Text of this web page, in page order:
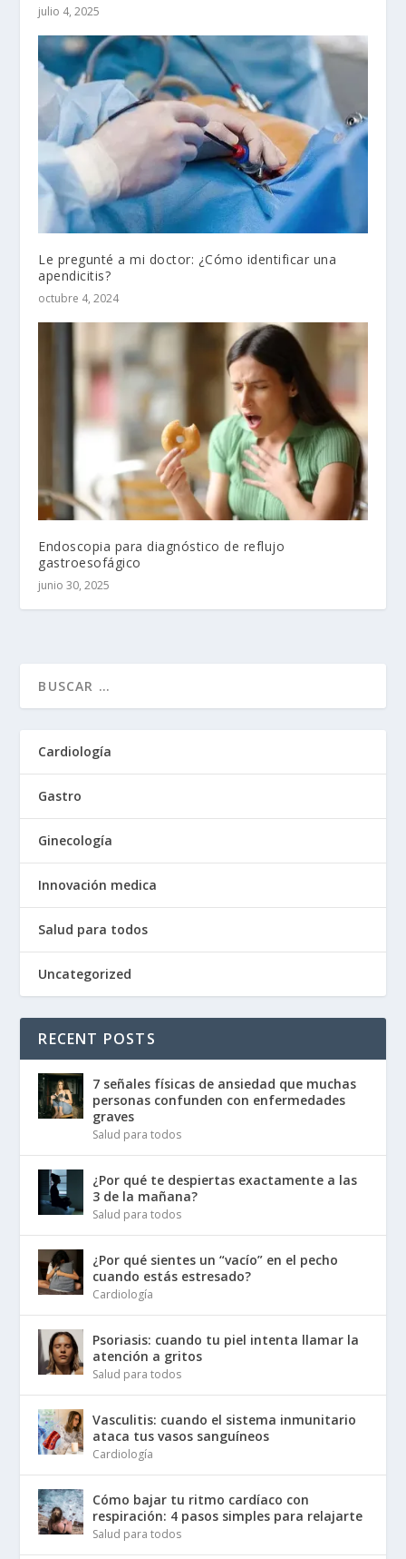
julio 4, 2025
Le pregunté a mi doctor: ¿Cómo identificar una
apendicitis?
octubre 4, 2024
Endoscopia para diagnóstico de reflujo
gastroesofágico
junio 30, 2025
Cardiología
Gastro
Ginecología
Innovación medica
Salud para todos
Uncategorized
RECENT POSTS
7 señales físicas de ansiedad que muchas
personas confunden con enfermedades
graves
Salud para todos
¿Por qué te despiertas exactamente a las
3 de la mañana?
Salud para todos
¿Por qué sientes un “vacío” en el pecho
cuando estás estresado?
Cardiología
Psoriasis: cuando tu piel intenta llamar la
atención a gritos
Salud para todos
Vasculitis: cuando el sistema inmunitario
ataca tus vasos sanguíneos
Cardiología
Cómo bajar tu ritmo cardíaco con
respiración: 4 pasos simples para relajarte
Salud para todos